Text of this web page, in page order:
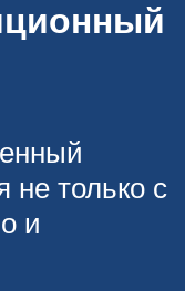
не только с
и